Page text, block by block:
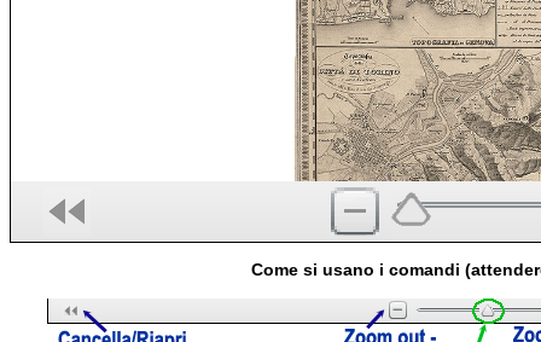
Come si usano i comandi